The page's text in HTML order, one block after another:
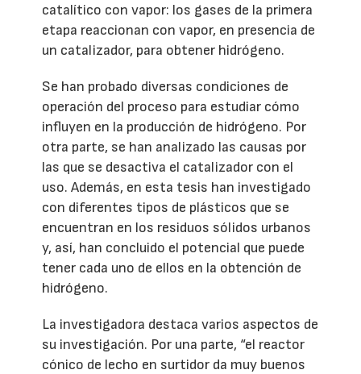
catalítico con vapor: los gases de la primera
etapa reaccionan con vapor, en presencia de
un catalizador, para obtener hidrógeno.
Se han probado diversas condiciones de
operación del proceso para estudiar cómo
influyen en la producción de hidrógeno. Por
otra parte, se han analizado las causas por
las que se desactiva el catalizador con el
uso. Además, en esta tesis han investigado
con diferentes tipos de plásticos que se
encuentran en los residuos sólidos urbanos
y, así, han concluido el potencial que puede
tener cada uno de ellos en la obtención de
hidrógeno.
La investigadora destaca varios aspectos de
su investigación. Por una parte, “el reactor
cónico de lecho en surtidor da muy buenos